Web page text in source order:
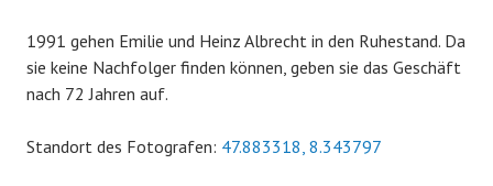
1991 gehen Emilie und Heinz Albrecht in den Ruhestand. Da
sie keine Nachfolger finden können, geben sie das Geschäft
nach 72 Jahren auf.
Standort des Fotografen: 47.883318, 8.343797